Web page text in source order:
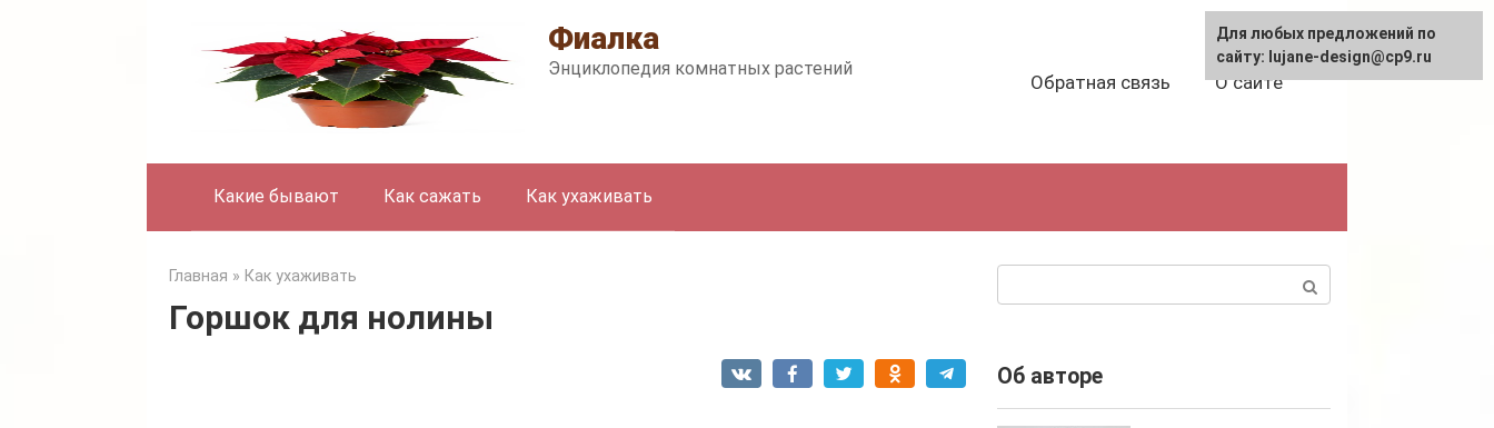
Фиалка
Энциклопедия комнатных растений
Обратная связь О сайте
Какие бывают Как сажать Как ухаживать
Главная » Как ухаживать
Горшок для нолины
Об авторе
Для любых предложений по
сайту: lujane-design@cp9.ru